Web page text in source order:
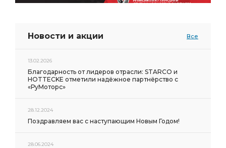
Новости и акции Все
13.02.2026
Благодарность от лидеров отрасли: STARCO и
HOTTECKE отметили надёжное партнёрство с
«РуМоторс»
28.12.2024
Поздравляем вас с наступающим Новым Годом!
28.06.2024